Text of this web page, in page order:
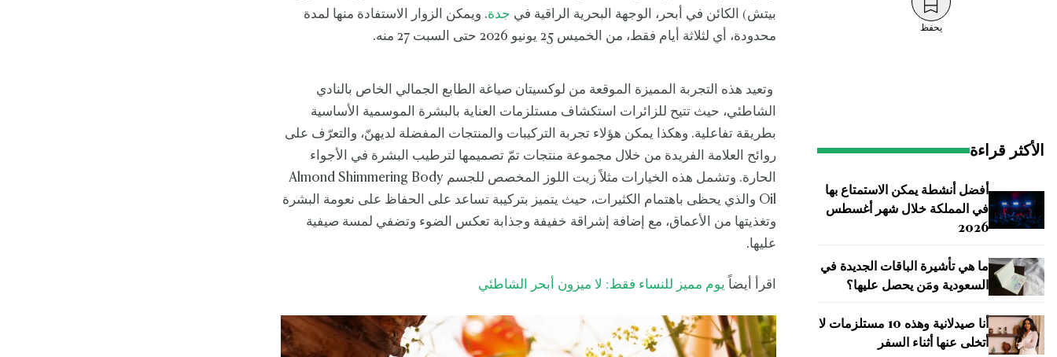
يحفظ
الأكثر قراءة
أفضل أنشطة يمكن الاستمتاع بها
في المملكة خلال شهر أغسطس
2026
ما هي تأشيرة الباقات الجديدة في
السعودية ومَن يحصل عليها؟
أنا صيدلانية وهذه 10 مستلزمات لا
أتخلى عنها أثناء السفر
بيتش) الكائن في أبحر، الوجهة البحرية الراقية في جدة. ويمكن الزوار الاستفادة منها لمدة
محدودة، أي لثلاثة أيام فقط، من الخميس 25 يونيو 2026 حتى السبت 27 منه.
وتعيد هذه التجربة المميزة الموقعة من لوكسيتان صياغة الطابع الجمالي الخاص بالنادي
الشاطئي، حيث تتيح للزائرات استكشاف مستلزمات العناية بالبشرة الموسمية الأساسية
بطريقة تفاعلية. وهكذا يمكن هؤلاء تجربة التركيبات والمنتجات المفضلة لديهنّ، والتعرّف على
روائح العلامة الفريدة من خلال مجموعة منتجات تمّ تصميمها لترطيب البشرة في الأجواء
الحارة. وتشمل هذه الخيارات مثلاً زيت اللوز المخصص للجسم Almond Shimmering Body
Oil والذي يحظى باهتمام الكثيرات، حيث يتميز بتركيبة تساعد على الحفاظ على نعومة البشرة
وتغذيتها من الأعماق، مع إضافة إشراقة خفيفة وجذابة تعكس الضوء وتضفي لمسة صيفية
عليها.
اقرأ أيضاً يوم مميز للنساء فقط: لا ميزون أبحر الشاطئي